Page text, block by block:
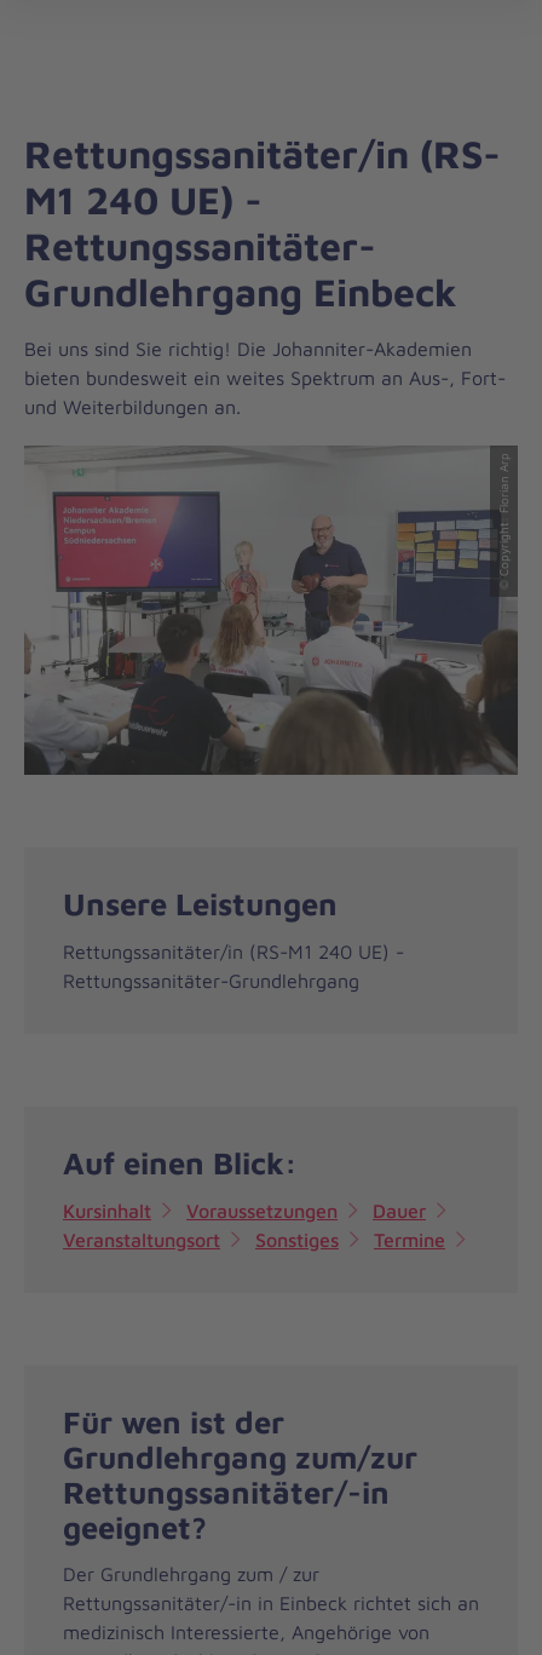
zum
Leben
Rettungssanitäter/in (RS-
M1 240 UE) -
Rettungssanitäter-
Grundlehrgang Einbeck
Bei uns sind Sie richtig! Die Johanniter-Akademien
bieten bundesweit ein weites Spektrum an Aus-, Fort-
und Weiterbildungen an.
© Copyright: Florian Arp
Unsere Leistungen
Rettungssanitäter/in (RS-M1 240 UE) -
Rettungssanitäter-Grundlehrgang
Auf einen Blick:
Kursinhalt Voraussetzungen
Dauer
Veranstaltungsort
Sonstiges Termine
Für wen ist der
Grundlehrgang zum/zur
Rettungssanitäter/-in
geeignet?
Der Grundlehrgang zum / zur
Rettungssanitäter/-in in Einbeck richtet sich an
medizinisch Interessierte, Angehörige von